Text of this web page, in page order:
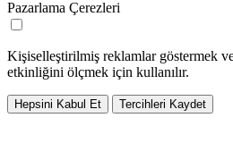
Pazarlama Çerezleri
Kişiselleştirilmiş reklamlar göstermek
etkinliğini ölçmek için kullanılır.
Hepsini Kabul Et Tercihleri Kaydet